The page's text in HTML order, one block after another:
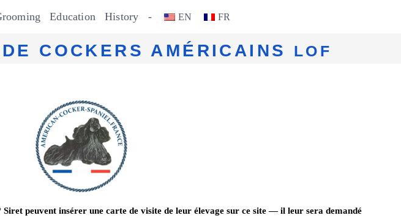
Edu­ca­tion His­to­ry - EN FR
COCKERS AMÉRICAINS LOF
Siret peuvent insérer une carte de visite de leur élevage sur ce site — il leur sera demandé